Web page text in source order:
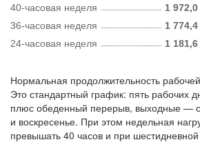
40-часовая неделя
1 972,0
36-часовая неделя
1 774,4
24-часовая неделя
1 181,6
Нормальная продолжительность
Это стандартный график: пять рабочих
плюс обеденный перерыв, выходные —
и воскресенье. При этом недельная
превышать 40 часов и при